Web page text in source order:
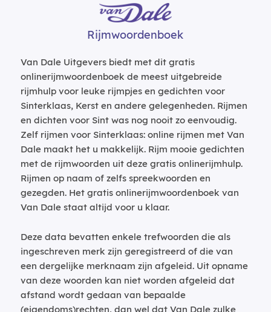
Rijmwoordenboek
Van Dale Uitgevers biedt met dit gratis
onlinerijmwoordenboek de meest uitgebreide
rijmhulp voor leuke rijmpjes en gedichten voor
Sinterklaas, Kerst en andere gelegenheden. Rijmen
en dichten voor Sint was nog nooit zo eenvoudig.
Zelf rijmen voor Sinterklaas: online rijmen met Van
Dale maakt het u makkelijk. Rijm mooie gedichten
met de rijmwoorden uit deze gratis onlinerijmhulp.
Rijmen op naam of zelfs spreekwoorden en
gezegden. Het gratis onlinerijmwoordenboek van
Van Dale staat altijd voor u klaar.
Deze data bevatten enkele trefwoorden die als
ingeschreven merk zijn geregistreerd of die van
een dergelijke merknaam zijn afgeleid. Uit opname
van deze woorden kan niet worden afgeleid dat
afstand wordt gedaan van bepaalde
(eigendoms)rechten, dan wel dat Van Dale zulke